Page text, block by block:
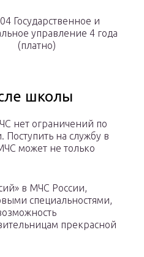
Государственное и
управление 4 года
(платно)
школы
нет ограничений по
на службу в
может не только
в МЧС России,
специальностями,
прекрасной